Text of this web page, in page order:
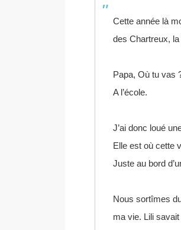
Cette année là
des Chartreux,
Papa, Où tu vas
A l’école.
J’ai donc loué
Elle est où cette
Juste au bord
Nous sortîmes
ma vie. Lili